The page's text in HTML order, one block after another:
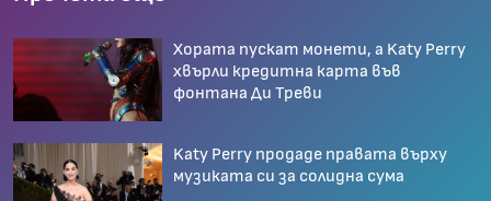
Хората пускат монети, а Katy Perry
хвърли кредитна карта във
фонтана Ди Треви
Katy Perry продаде правата върху
музиката си за солидна сума